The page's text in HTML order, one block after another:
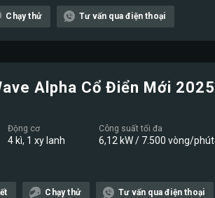
Chạy thử Tư vấn qua điện thoại
Alpha Cổ Điển Mới 2025
Động cơ
4 kì, 1 xy lanh
Công suất tối đa
6,12 kW / 7.500 vòng/phút
Chạy thử Tư vấn qua điện thoại